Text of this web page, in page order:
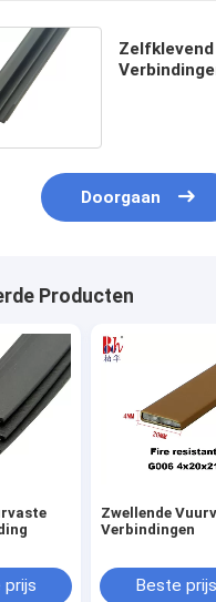
Doorgaan
Producten
prijs
Zwellende
Verbindingen
Beste prijs